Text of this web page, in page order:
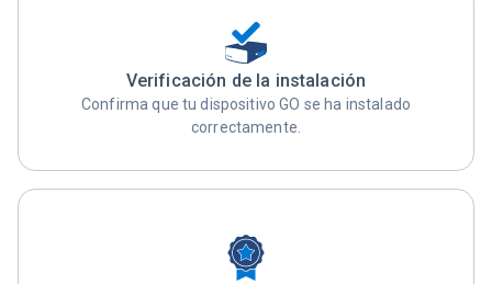
Verificación de la instalación
Confirma que tu dispositivo GO se ha instalado
correctamente.